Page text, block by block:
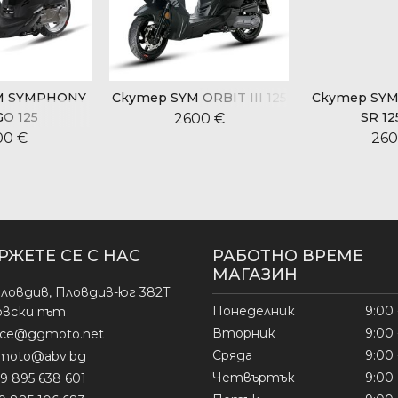
125
€
Скутер SYM ORBIT III 125
2600 €
Скутер
SR
СЕ С НАС
Пловдив-юг 382Т
път
895 638 601
РАБОТНО ВРЕМЕ
МАГАЗИН
Понеделник
9:00
Вторник
9:00
Сряда
9:00
Четвъртък
9:00